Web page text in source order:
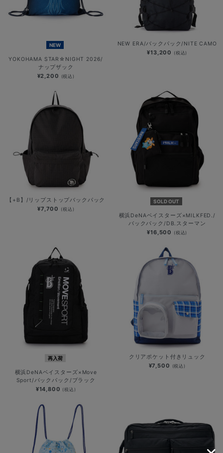
NEW
YOKOHAMA STAR☆NIGHT 2026/
ナップザック
¥2,200 (税込)
NEW ERA/バックパック/NITE CAMO
¥13,200 (税込)
【+B】/リップストップバックパック
¥7,700 (税込)
SOLD OUT
横浜DeNAベイスターズ×MILKFED./
バックパック/DB.スターマン
¥16,500 (税込)
再入荷
横浜DeNAベイスターズ×Move
Sport/バックパック/ブラック
¥14,800 (税込)
クリアポケット付きリュック
¥7,500 (税込)